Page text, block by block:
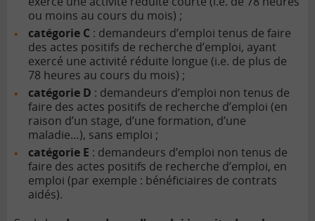
ou moins au cours du mois) ;
catégorie C : demandeurs d’emploi tenus de faire
des actes positifs de recherche d’emploi, ayant
exercé une activité réduite longue (i.e. de plus de
78 heures au cours du mois) ;
catégorie D : demandeurs d’emploi non tenus de
faire des actes positifs de recherche d’emploi (en
raison d’un stage, d’une formation, d’une
maladie…), sans emploi ;
catégorie E : demandeurs d’emploi non tenus de
faire des actes positifs de recherche d’emploi, en
emploi (par exemple : bénéficiaires de contrats
aidés).